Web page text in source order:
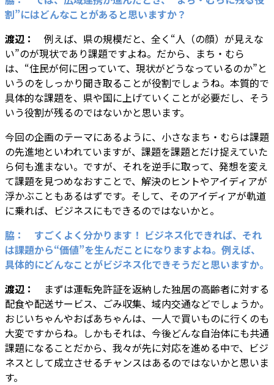
割”にはどんなことがあると思いますか？
渡辺： 例えば、県の規模だと、全く“人（の顔）が見えな
い”のが現状であり課題ですよね。だから、まち・むら
は、“住民が何に困っていて、現状がどうなっているのか”と
いうのをしっかり聞き取ることが役割でしょうね。本質的で
具体的な課題を、県や国に上げていくことが必要だし、そう
いう役割が残るのではないかと思います。
今回の企画のテーマにあるように、小さなまち・むらは課題
の先進地といわれていますが、課題を課題とだけ捉えていた
ら何も進まない。ですが、それを逆手に取って、発想を変え
て課題を見つめなおすことで、解決のヒントやアイディアが
浮かぶこともあるはずです。そして、そのアイディアが軌道
に乗れば、ビジネスにもできるのではないかと。
脇： すごくよく分かります！ ビジネス化できれば、それ
は課題から“価値”を生んだことになりますよね。例えば、
具体的にどんなことがビジネス化できそうだと思いますか。
渡辺：
まずは運転免許証を返納した独居の高齢者に対する
配食や配送サービス、ごみ収集、域内交通などでしょうか。
おじいちゃんやおばあちゃんは、一人で買いものに行くのも
大変ですからね。しかもそれは、今後どんな自治体にも共通
課題になることだから、我々が先に対応を進める中で、ビジ
ネスとして成立させるチャンスはあるのではないかと思いま
す。